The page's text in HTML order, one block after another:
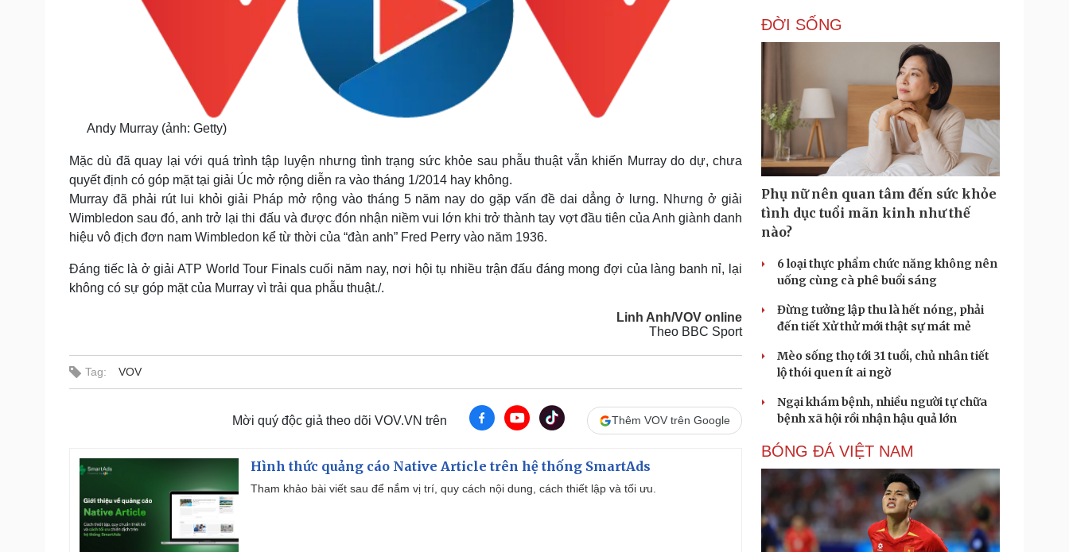
Andy Murray (ảnh: Getty)
Mặc dù đã quay lại với quá trình tập luyện nhưng tình trạng sức khỏe sau phẫu thuật vẫn khiến Murray do dự, chưa
quyết định có góp mặt tại giải Úc mở rộng diễn ra vào tháng 1/2014 hay không.
Murray đã phải rút lui khỏi giải Pháp mở rộng vào tháng 5 năm nay do gặp vấn đề dai dẳng ở lưng. Nhưng ở giải
Wimbledon sau đó, anh trở lại thi đấu và được đón nhận niềm vui lớn khi trở thành tay vợt đầu tiên của Anh giành danh
hiệu vô địch đơn nam Wimbledon kể từ thời của “đàn anh” Fred Perry vào năm 1936.
Đáng tiếc là ở giải ATP World Tour Finals cuối năm nay, nơi hội tụ nhiều trận đấu đáng mong đợi của làng banh nỉ, lại
không có sự góp mặt của Murray vì trải qua phẫu thuật./.
Linh Anh/VOV online
Theo BBC Sport
Tag: VOV
Mời quý độc giả theo dõi VOV.VN trên Thêm VOV trên Google
Hình thức quảng cáo Native Article trên hệ thống SmartAds
Tham khảo bài viết sau để nắm vị trí, quy cách nội dung, cách thiết lập và tối ưu.
ĐỜI SỐNG
Phụ nữ nên quan tâm đến sức khỏe
tình dục tuổi mãn kinh như thế
nào?
6 loại thực phẩm chức năng không nên
uống cùng cà phê buổi sáng
Đừng tưởng lập thu là hết nóng, phải
đến tiết Xử thử mới thật sự mát mẻ
Mèo sống thọ tới 31 tuổi, chủ nhân tiết
lộ thói quen ít ai ngờ
Ngại khám bệnh, nhiều người tự chữa
bệnh xã hội rồi nhận hậu quả lớn
BÓNG ĐÁ VIỆT NAM